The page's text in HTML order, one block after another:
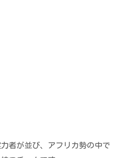
者が並び、アフリカ勢の中で